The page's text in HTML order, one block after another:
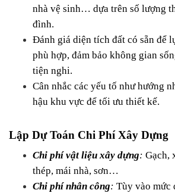
nhà vệ sinh… dựa trên số lượng
đình.
Đánh giá diện tích đất có sẵn để
phù hợp, đảm bảo không gian
tiện nghi.
Cân nhắc các yếu tố như hướng
hậu khu vực để tối ưu thiết kế.
Lập Dự Toán Chi Phí Xây Dựng
Chi phí vật liệu xây dựng: Gạch,
thép, mái nhà, sơn…
Chi phí nhân công: Tùy vào mức